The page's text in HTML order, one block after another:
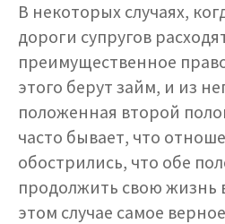
В некоторых случаях,
дороги супругов
преимущественное
этого берут займ, и из
положенная второй
часто бывает, что
обострились, что обе
продолжить свою жизнь
этом случае самое